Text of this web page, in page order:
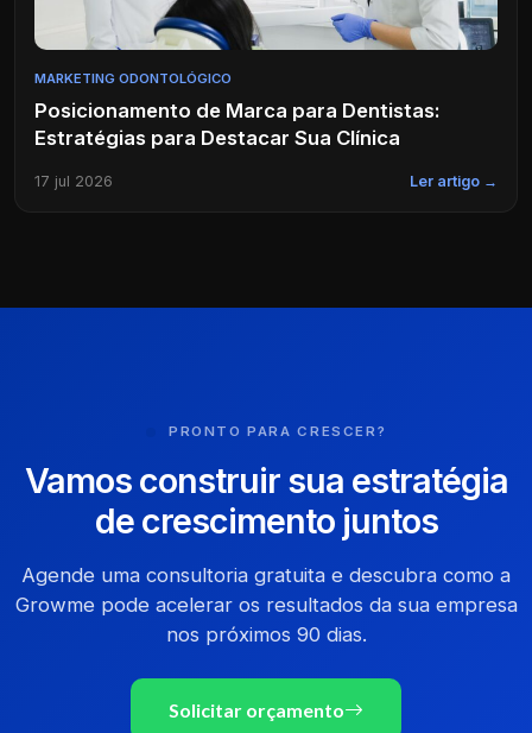
MARKETING ODONTOLÓGICO
Posicionamento de Marca para Dentistas:
Estratégias para Destacar Sua Clínica
17 jul 2026 Ler artigo →
PRONTO PARA CRESCER?
Vamos construir sua estratégia
de crescimento juntos
Agende uma consultoria gratuita e descubra como a
Growme pode acelerar os resultados da sua empresa
nos próximos 90 dias.
Solicitar orçamento